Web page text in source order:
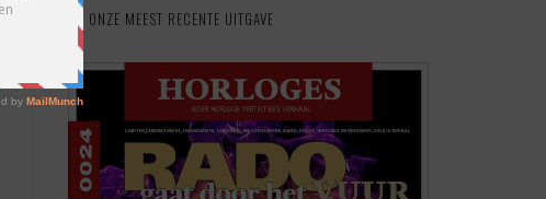
ONZE MEEST RECENTE UITGAVE